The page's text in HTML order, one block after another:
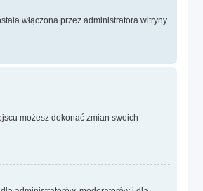
włączona przez administratora witryny
możesz dokonać zmian swoich